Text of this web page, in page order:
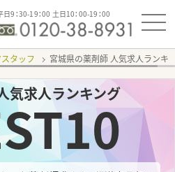
日9：30-19：00 土日10：00-19：00
タッフ 宮城県の薬剤師 人気求人ランキ
気求人ランキング